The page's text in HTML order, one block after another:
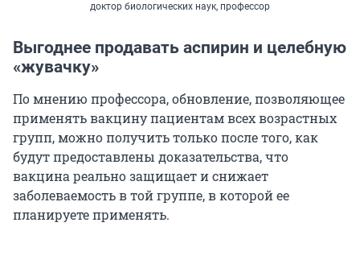
доктор биологических наук, профессор
Выгоднее продавать аспирин и целебную
«жувачку»
По мнению профессора, обновление, позволяющее
применять вакцину пациентам всех возрастных
групп, можно получить только после того, как
будут предоставлены доказательства, что
вакцина реально защищает и снижает
заболеваемость в той группе, в которой ее
планируете применять.